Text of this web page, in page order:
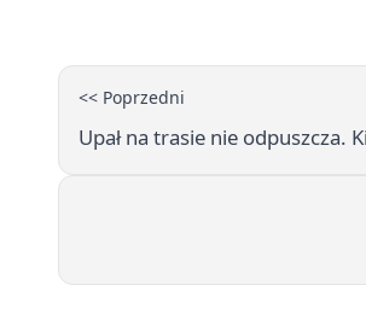
<< Poprzedni
Upał na trasie nie odpuszcza.